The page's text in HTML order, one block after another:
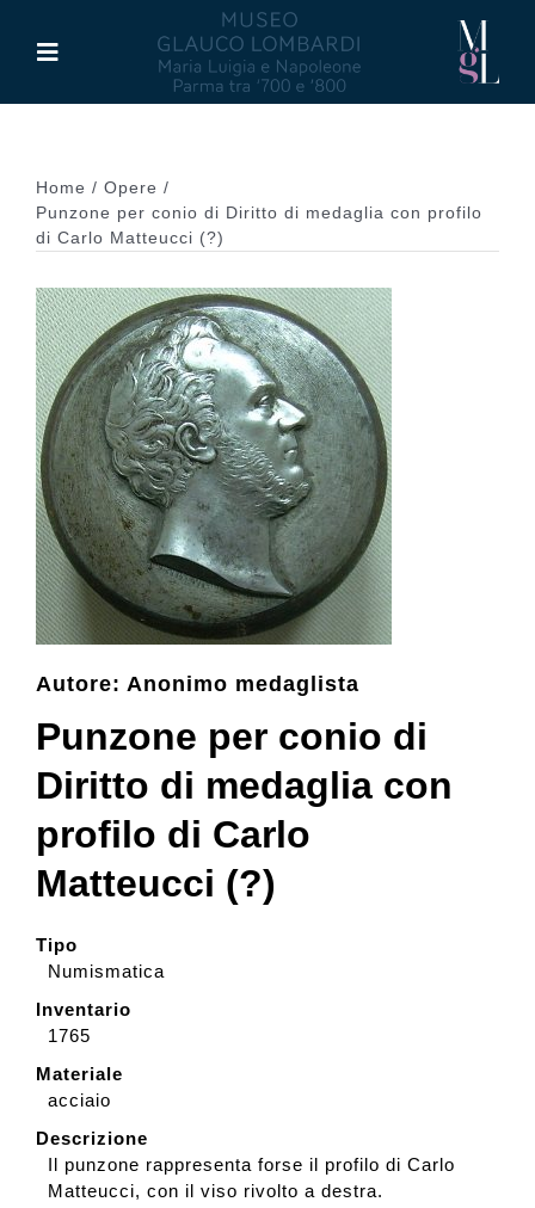
contenuto
Toggle
Maria Luigia d’Asburgo
Glauco Lombardi
Palazzo di Riserva
Attività
Pubblicazioni
Collezione
Contatti e biglietti
Dona
Home
Opere
Punzone per conio di Diritto di medaglia con profilo
di Carlo Matteucci (?)
Autore: Anonimo medaglista
Punzone per conio di
Diritto di medaglia con
profilo di Carlo
Matteucci (?)
Tipo
Numismatica
Inventario
1765
Materiale
acciaio
Descrizione
Il punzone rappresenta forse il profilo di Carlo
Matteucci, con il viso rivolto a destra.